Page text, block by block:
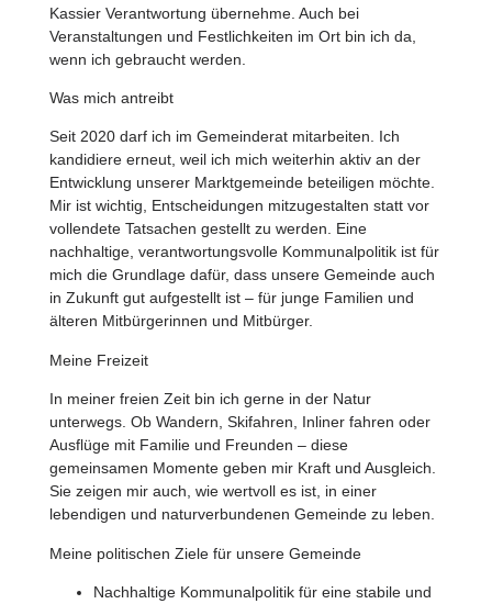
Kassier Verantwortung übernehme. Auch bei
Veranstaltungen und Festlichkeiten im Ort bin ich da,
wenn ich gebraucht werden.
Was mich antreibt
Seit 2020 darf ich im Gemeinderat mitarbeiten. Ich
kandidiere erneut, weil ich mich weiterhin aktiv an der
Entwicklung unserer Marktgemeinde beteiligen möchte.
Mir ist wichtig, Entscheidungen mitzugestalten statt vor
vollendete Tatsachen gestellt zu werden. Eine
nachhaltige, verantwortungsvolle Kommunalpolitik ist für
mich die Grundlage dafür, dass unsere Gemeinde auch
in Zukunft gut aufgestellt ist – für junge Familien und
älteren Mitbürgerinnen und Mitbürger.
Meine Freizeit
In meiner freien Zeit bin ich gerne in der Natur
unterwegs. Ob Wandern, Skifahren, Inliner fahren oder
Ausflüge mit Familie und Freunden – diese
gemeinsamen Momente geben mir Kraft und Ausgleich.
Sie zeigen mir auch, wie wertvoll es ist, in einer
lebendigen und naturverbundenen Gemeinde zu leben.
Meine politischen Ziele für unsere Gemeinde
Nachhaltige Kommunalpolitik für eine stabile und